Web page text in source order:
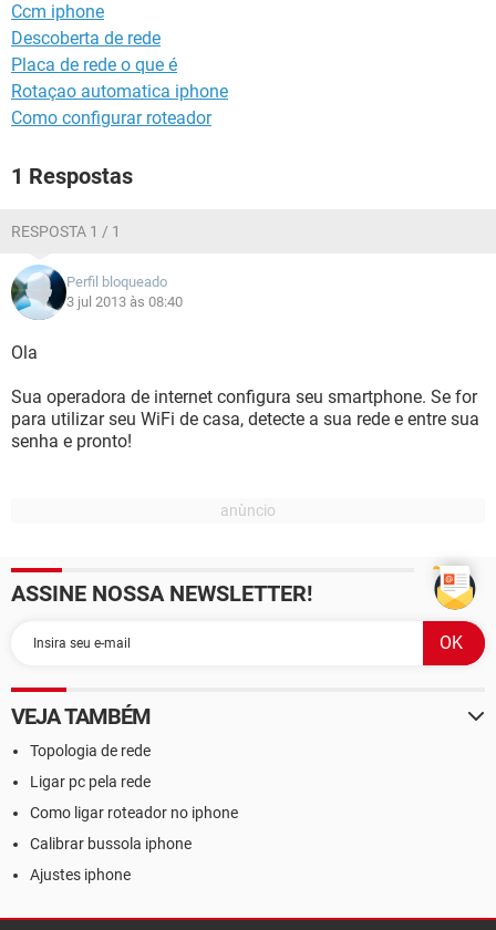
Ccm iphone
Descoberta de rede
Placa de rede o que é
Rotaçao automatica iphone
Como configurar roteador
1 Respostas
RESPOSTA 1 / 1
Perfil bloqueado
3 jul 2013 às 08:40
Ola
Sua operadora de internet configura seu smartphone. Se for
para utilizar seu WiFi de casa, detecte a sua rede e entre sua
senha e pronto!
ASSINE NOSSA NEWSLETTER!
VEJA TAMBÉM
Topologia de rede
Ligar pc pela rede
Como ligar roteador no iphone
Calibrar bussola iphone
Ajustes iphone